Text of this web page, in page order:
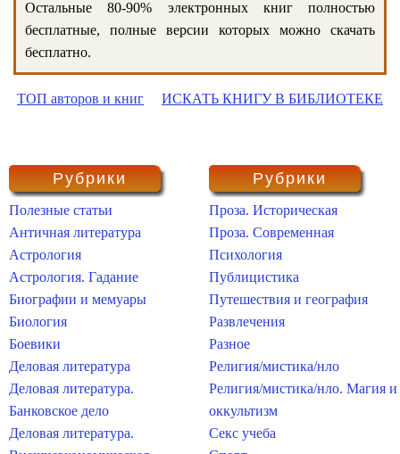
Остальные 80-90% электронных книг полностью
бесплатные, полные версии которых можно скачать
бесплатно.
ТОП авторов и книг ИСКАТЬ КНИГУ В БИБЛИОТЕКЕ
Рубрики
Полезные статьи
Античная литература
Астрология
Астрология. Гадание
Биографии и мемуары
Биология
Боевики
Деловая литература
Деловая литература.
Банковское дело
Деловая литература.
Рубрики
Проза. Историческая
Проза. Современная
Психология
Публицистика
Путешествия и география
Развлечения
Разное
Религия/мистика/нло
Религия/мистика/нло. Магия и
оккультизм
Секс учеба